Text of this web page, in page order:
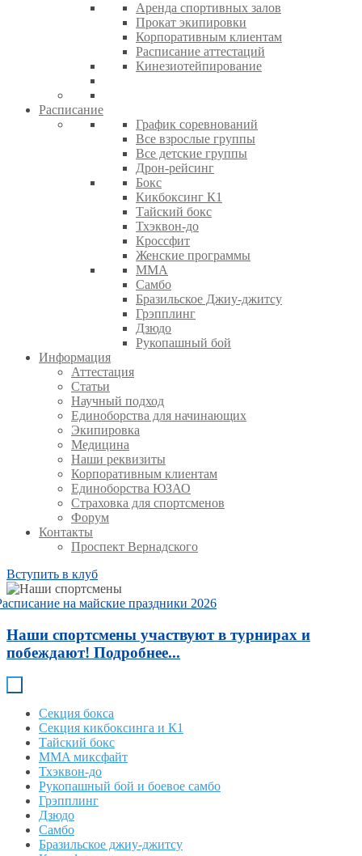
Аренда спортивных залов
Прокат экипировки
Корпоративным клиентам
Расписание аттестаций
Кинезиотейпирование
Расписание
График соревнований
Все взрослые группы
Все детские группы
Дрон-рейсинг
Бокс
Кикбоксинг К1
Тайский бокс
Тхэквон-до
Кроссфит
Женские программы
ММА
Самбо
Бразильское Джиу-джитсу
Грэпплинг
Дзюдо
Рукопашный бой
Информация
Аттестация
Статьи
Научный подход
Единоборства для начинающих
Экипировка
Медицина
Наши реквизиты
Корпоративным клиентам
Единоборства ЮЗАО
Страховка для спортсменов
Форум
Контакты
Проспект Вернадского
Вступить в клуб
на майские праздники 2026
Наши спортсмены участвуют в турнирах и
побеждают! Подробнее...
Секция бокса
Секция кикбоксинга и К1
Тайский бокс
MMA миксфайт
Тхэквон-до
Рукопашный бой и боевое самбо
Грэпплинг
Дзюдо
Самбо
Бразильское джиу-джитсу